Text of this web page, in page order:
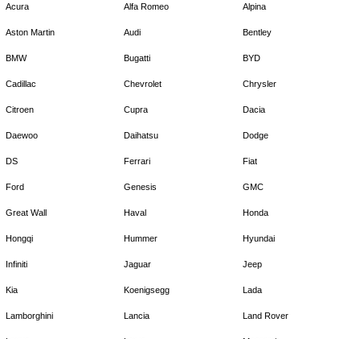
Acura Alfa Romeo Alpina
Aston Martin Audi Bentley
BMW Bugatti BYD
Cadillac Chevrolet Chrysler
Citroen Cupra Dacia
Daewoo Daihatsu Dodge
DS Ferrari Fiat
Ford Genesis GMC
Great Wall Haval Honda
Hongqi Hummer Hyundai
Infiniti Jaguar Jeep
Kia Koenigsegg Lada
Lamborghini Lancia Land Rover